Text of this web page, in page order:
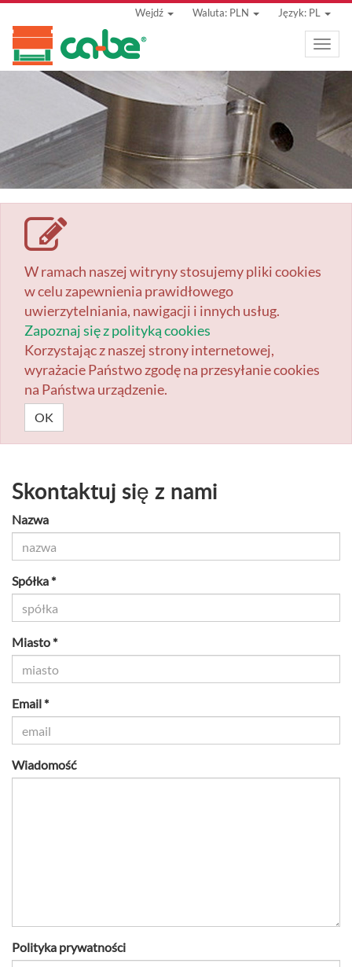
Język: PL
Waluta: PLN
Wejdź
Toggle
W ramach naszej witryny stosujemy pliki cookies
w celu zapewnienia prawidłowego
uwierzytelniania, nawigacji i innych usług.
Zapoznaj się z polityką cookies
Korzystając z naszej strony internetowej,
wyrażacie Państwo zgodę na przesyłanie cookies
na Państwa urządzenie.
OK
Skontaktuj się z nami
Nazwa
Spółka *
Miasto *
Email *
Wiadomość
Polityka prywatności